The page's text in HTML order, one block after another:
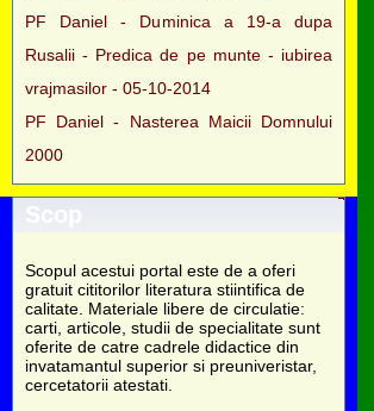
PF Daniel - Duminica a 19-a dupa
Rusalii - Predica de pe munte - iubirea
vrajmasilor - 05-10-2014
PF Daniel - Nasterea Maicii Domnului
2000
Scop
Scopul acestui portal este de a oferi
gratuit cititorilor literatura stiintifica de
calitate. Materiale libere de circulatie:
carti, articole, studii de specialitate sunt
oferite de catre cadrele didactice din
invatamantul superior si preuniveristar,
cercetatorii atestati.